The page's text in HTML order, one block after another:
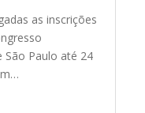
as inscrições
São Paulo até 24